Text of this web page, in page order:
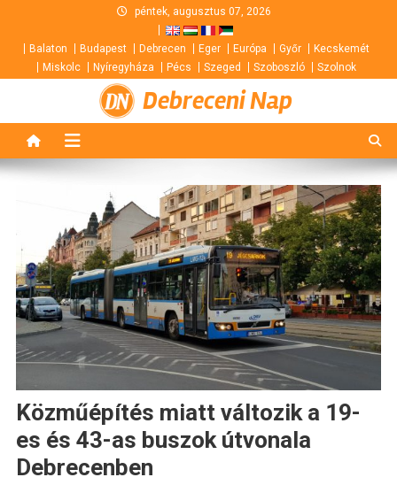
content
péntek, augusztus 07, 2026
Balaton Budapest Debrecen Eger Európa Győr
Kecskemét
Miskolc
Nyíregyháza Pécs Szeged Szoboszló Szolnok
Debreceni Nap
Közműépítés miatt változik a 19-
es és 43-as buszok útvonala
Debrecenben